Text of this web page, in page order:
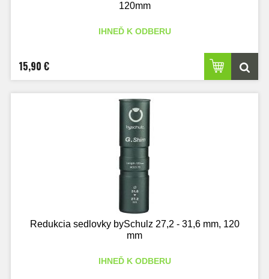
120mm
IHNEĎ K ODBERU
15,90 €
Redukcia sedlovky bySchulz 27,2 - 31,6 mm, 120
mm
IHNEĎ K ODBERU